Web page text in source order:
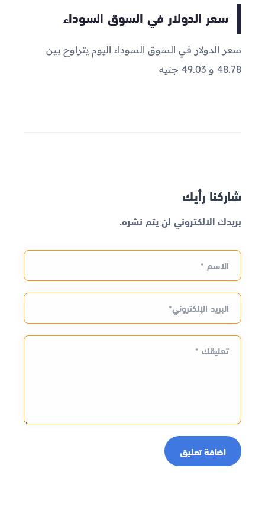
سعر الدولار في السوق السوداء
سعر الدولار في السوق السوداء اليوم يتراوح بين
48.78 و 49.03 جنيه
شاركنا رأيك
بريدك الالكتروني لن يتم نشره.
الاسم *
البريد الإلكتروني*
تعليقك *
اضافة تعليق